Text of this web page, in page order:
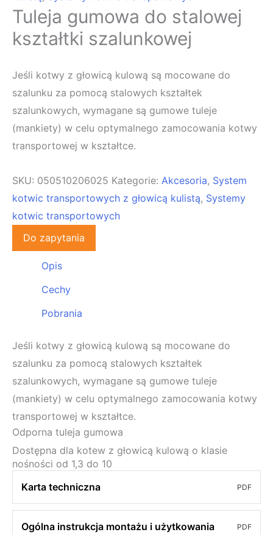
Tuleja gumowa do stalowej
kształtki szalunkowej
Jeśli kotwy z głowicą kulową są mocowane do
szalunku za pomocą stalowych kształtek
szalunkowych, wymagane są gumowe tuleje
(mankiety) w celu optymalnego zamocowania kotwy
transportowej w kształtce.
SKU: 050510206025 Kategorie: Akcesoria, System
kotwic transportowych z głowicą kulistą, Systemy
kotwic transportowych
Do zapytania
Opis
Cechy
Pobrania
Jeśli kotwy z głowicą kulową są mocowane do
szalunku za pomocą stalowych kształtek
szalunkowych, wymagane są gumowe tuleje
(mankiety) w celu optymalnego zamocowania kotwy
transportowej w kształtce.
Odporna tuleja gumowa
Dostępna dla kotew z głowicą kulową o klasie
nośności od 1,3 do 10
Karta techniczna
PDF
Ogólna instrukcja montażu i użytkowania PDF